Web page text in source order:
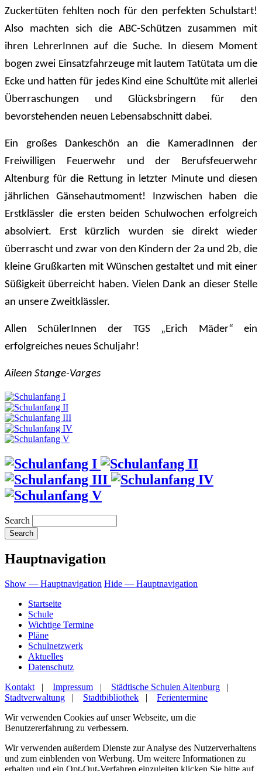
Zuckertüten fehlten noch für den perfekten Schulstart!
Also machten sich die ABC-Schützen zusammen mit
ihren LehrerInnen auf die Suche. In diesem Moment
bogen zwei Einsatzfahrzeuge mit lautem Tatütata um die
Ecke und hatten für jedes Kind eine Schultüte mit allerlei
Überraschungen und Glücksbringern für den
bevorstehenden neuen Lebensabschnitt dabei.
Ein großes Dankeschön an die KameradInnen der
Freiwilligen Feuerwehr und der Berufsfeuerwehr
Altenburg für die Rettung in letzter Minute und diesen
jährlichen Gänsehautmoment! Inzwischen haben die
Erstklässler die ersten beiden Schulwochen erfolgreich
absolviert. Erst kürzlich wurden sie direkt wieder
überrascht und zwar von den Kindern der 2a und 2b, die
kleine Grußkarten mit Wünschen gestaltet und mit einer
Süßigkeit überreicht haben. Vielen Dank an dieser Stelle
an unsere Zweitklässler.
Allen SchülerInnen der TGS „Erich Mäder“ ein
erfolgreiches neues Schuljahr!
Aileen Stange-Varges
Search
Hauptnavigation
Show — Hauptnavigation Hide — Hauptnavigation
Startseite
Schule
Wichtige Termine
Pläne
Schulnetzwerk
Aktuelles
Datenschutz
Kontakt | Impressum | Städtische Schulen Altenburg |
Stadtverwaltung | Stadtbibliothek | Ferientermine
Wir verwenden Cookies auf unser Webseite, um die
Benutzererfahrung zu verbessern.
Wir verwenden außerdem Dienste zur Analyse des Nutzerverhaltens
und zum einblenden von Werbung. Um weitere Informationen zu